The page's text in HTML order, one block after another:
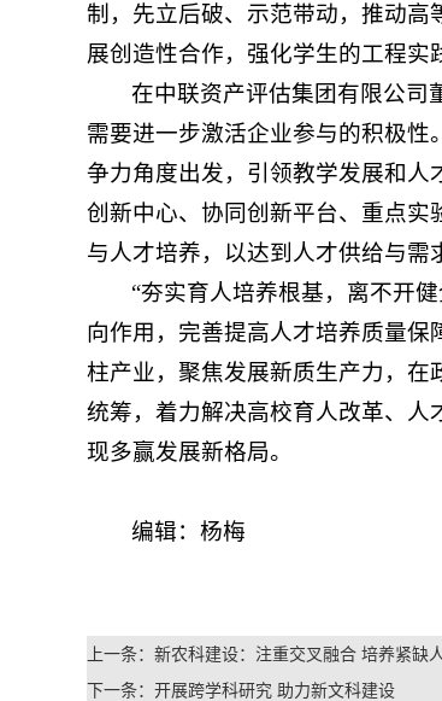
制，先立后破、示范带动，推动高
展创造性合作，强化学生的工程实
在中联资产评估集团有限公司
需要进一步激活企业参与的积极
争力角度出发，引领教学发展和人
创新中心、协同创新平台、重点实
与人才培养，以达到人才供给与需
“夯实育人培养根基，离不开
向作用，完善提高人才培养质量
柱产业，聚焦发展新质生产力，在
统筹，着力解决高校育人改革、人
现多赢发展新格局。
编辑：杨梅
上一条： 新农科建设：注重交叉融合 培养紧缺
下一条： 开展跨学科研究 助力新文科建设